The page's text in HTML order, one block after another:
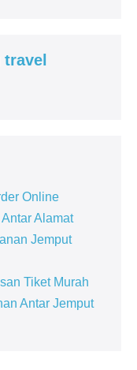
Online
Alamat
Jemput
Tiket Murah
Antar Jemput